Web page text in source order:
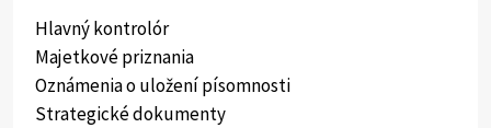
Hlavný kontrolór
Majetkové priznania
Oznámenia o uložení písomnosti
Strategické dokumenty